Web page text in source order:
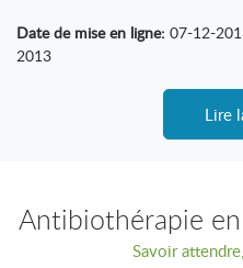
Date de mise en ligne: 07-12-
2013
Lire
Antibiothérapie
Savoir